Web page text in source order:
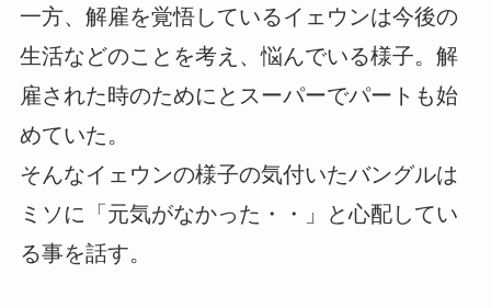
一方、解雇を覚悟しているイェウンは今後の
生活などのことを考え、悩んでいる様子。解
雇された時のためにとスーパーでパートも始
めていた。
そんなイェウンの様子の気付いたバングルは
ミソに「元気がなかった・・」と心配してい
る事を話す。